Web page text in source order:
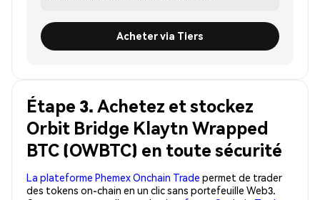
Acheter via Tiers
Étape 3. Achetez et stockez
Orbit Bridge Klaytn Wrapped
BTC (OWBTC) en toute sécurité
La plateforme Phemex Onchain Trade permet de trader
des tokens on-chain en un clic sans portefeuille Web3.